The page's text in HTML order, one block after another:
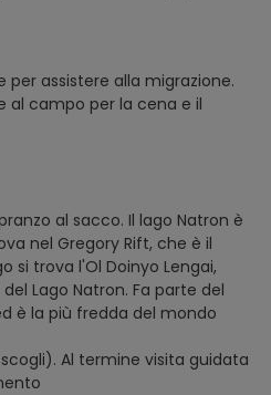
per assistere alla migrazione.
al campo per la cena e il
al sacco. Il lago Natron è
nel Gregory Rift, che è il
si trova l'Ol Doinyo Lengai,
Lago Natron. Fa parte del
è la più fredda del mondo
Al termine visita guidata